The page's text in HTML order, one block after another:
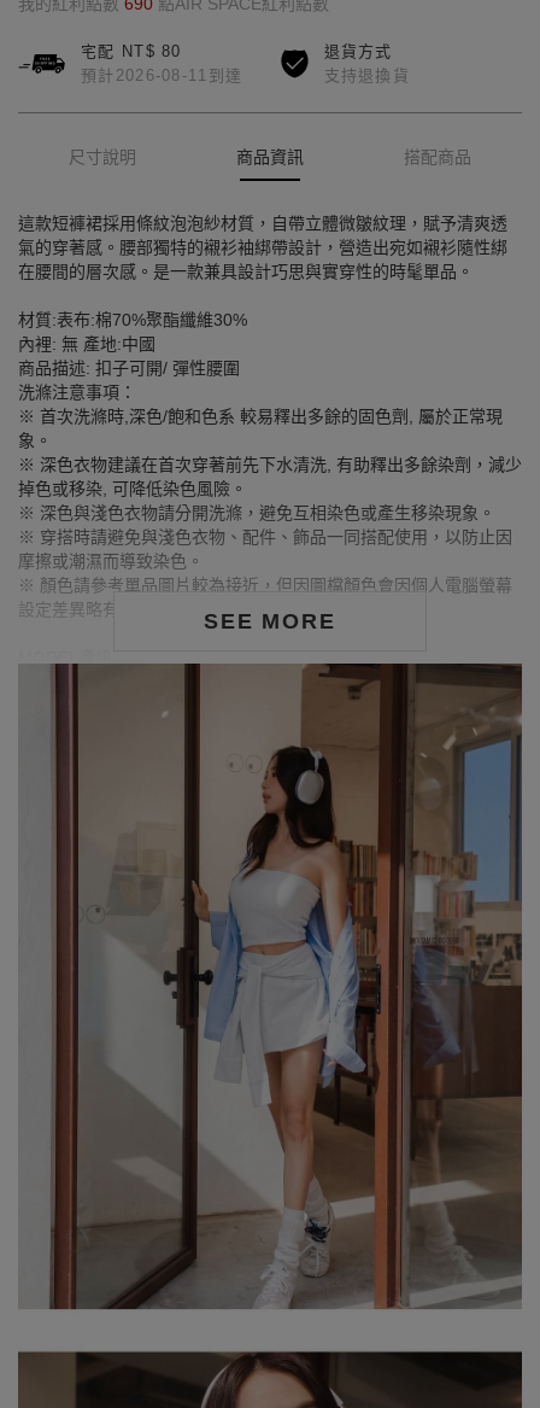
我的紅利點數 690 點AIR SPACE紅利點數
宅配 NT$ 80
預計2026-08-11到達
退貨方式
支持退換貨
尺寸說明 商品資訊 搭配商品
SEE MORE
這款短褲裙採用條紋泡泡紗材質，自帶立體微皺紋理，賦予清爽透
氣的穿著感。腰部獨特的襯衫袖綁帶設計，營造出宛如襯衫隨性綁
在腰間的層次感。是一款兼具設計巧思與實穿性的時髦單品。
材質:表布:棉70%聚酯纖維30%
內裡: 無 產地:中國
商品描述: 扣子可開/ 彈性腰圍
洗滌注意事項：
※ 首次洗滌時,深色/飽和色系 較易釋出多餘的固色劑, 屬於正常現
象。
※ 深色衣物建議在首次穿著前先下水清洗, 有助釋出多餘染劑，減少
掉色或移染, 可降低染色風險。
※ 深色與淺色衣物請分開洗滌，避免互相染色或產生移染現象。
※ 穿搭時請避免與淺色衣物、配件、飾品一同搭配使用，以防止因
摩擦或潮濕而導致染色。
※ 顏色請參考單品圖片較為接近，但因圖檔顏色會因個人電腦螢幕
設定差異略有不同，請以實際商品顏色為準。
腰圍Waist：60cm／臀圍hips：62cm